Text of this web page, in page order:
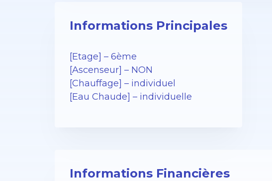
Informations Principales
[Etage] – 6ème
[Ascenseur] – NON
[Chauffage] – individuel
[Eau Chaude] – individuelle
Informations Financières